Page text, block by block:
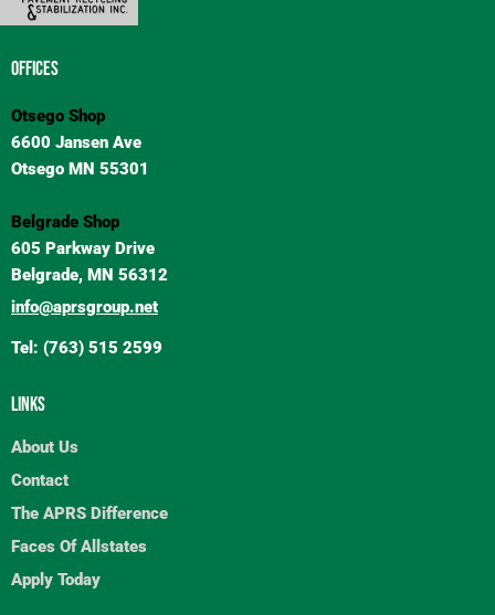
OFFICES
Otsego Shop
6600 Jansen Ave
Otsego MN 55301
Belgrade Shop
605 Parkway Drive
Belgrade, MN 56312
info@aprsgroup.net
Tel: (763) 515 2599
LINKS
About Us
Contact
The APRS Difference
Faces Of Allstates
Apply Today